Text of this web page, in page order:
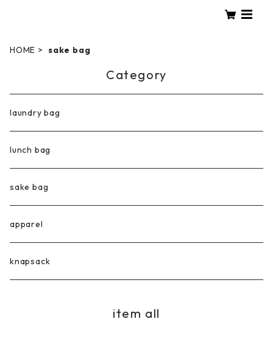
HOME sake bag
Category
laundry bag
lunch bag
sake bag
apparel
knapsack
item all